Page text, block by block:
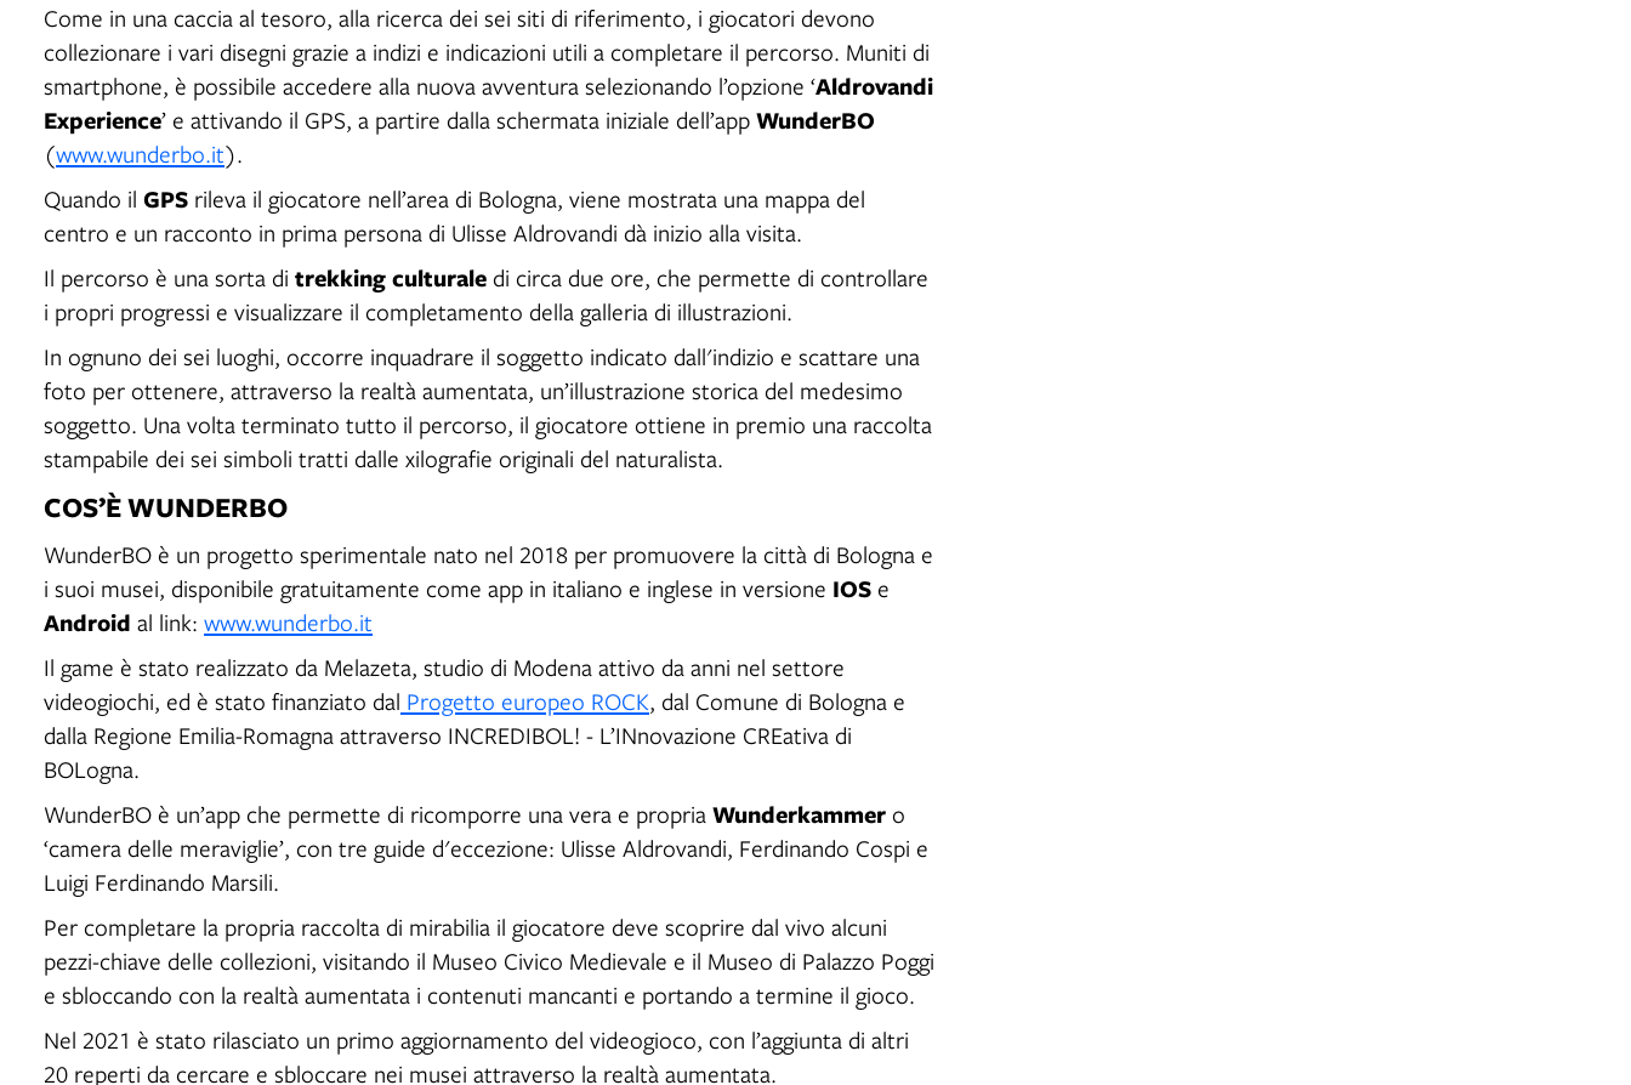
Come in una caccia al tesoro, alla ricerca dei sei siti di riferimento, i giocatori devono
collezionare i vari disegni grazie a indizi e indicazioni utili a completare il percorso. Muniti di
smartphone, è possibile accedere alla nuova avventura selezionando l’opzione ‘Aldrovandi
Experience’ e attivando il GPS, a partire dalla schermata iniziale dell’app WunderBO
(www.wunderbo.it).
Quando il GPS rileva il giocatore nell’area di Bologna, viene mostrata una mappa del
centro e un racconto in prima persona di Ulisse Aldrovandi dà inizio alla visita.
Il percorso è una sorta di trekking culturale di circa due ore, che permette di controllare
i propri progressi e visualizzare il completamento della galleria di illustrazioni.
In ognuno dei sei luoghi, occorre inquadrare il soggetto indicato dall'indizio e scattare una
foto per ottenere, attraverso la realtà aumentata, un’illustrazione storica del medesimo
soggetto. Una volta terminato tutto il percorso, il giocatore ottiene in premio una raccolta
stampabile dei sei simboli tratti dalle xilografie originali del naturalista.
COS’È WUNDERBO
WunderBO è un progetto sperimentale nato nel 2018 per promuovere la città di Bologna e
i suoi musei, disponibile gratuitamente come app in italiano e inglese in versione IOS e
Android al link: www.wunderbo.it
Il game è stato realizzato da Melazeta, studio di Modena attivo da anni nel settore
videogiochi, ed è stato finanziato dal Progetto europeo ROCK, dal Comune di Bologna e
dalla Regione Emilia-Romagna attraverso INCREDIBOL! - L’INnovazione CREativa di
BOLogna.
WunderBO è un’app che permette di ricomporre una vera e propria Wunderkammer o
‘camera delle meraviglie’, con tre guide d'eccezione: Ulisse Aldrovandi, Ferdinando Cospi e
Luigi Ferdinando Marsili.
Per completare la propria raccolta di mirabilia il giocatore deve scoprire dal vivo alcuni
pezzi-chiave delle collezioni, visitando il Museo Civico Medievale e il Museo di Palazzo Poggi
e sbloccando con la realtà aumentata i contenuti mancanti e portando a termine il gioco.
Nel 2021 è stato rilasciato un primo aggiornamento del videogioco, con l’aggiunta di altri
20 reperti da cercare e sbloccare nei musei attraverso la realtà aumentata.